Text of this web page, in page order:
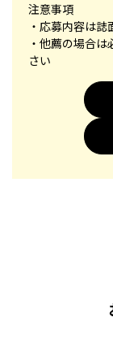
注意事項
・応募内容は
・他薦の場合
さい